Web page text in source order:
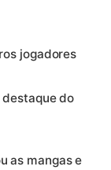
jogadores
destaque do
as mangas e